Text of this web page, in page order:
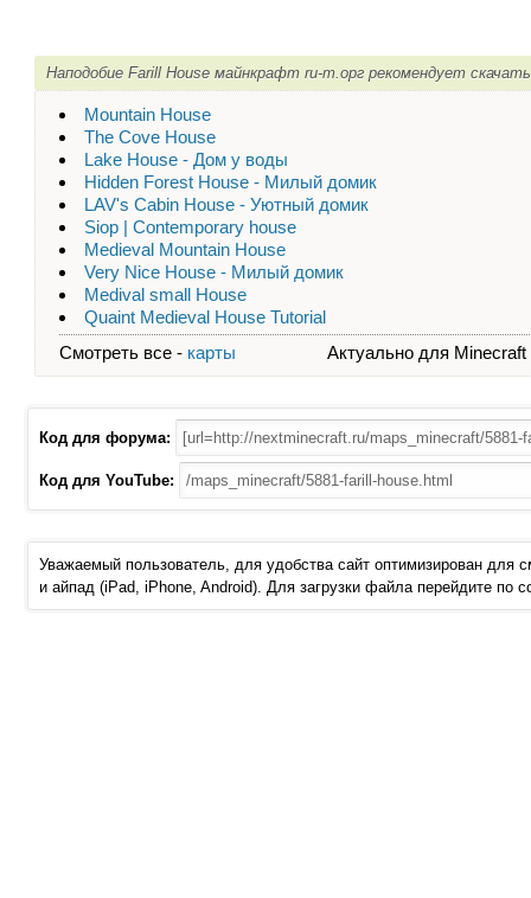
Наподобие Farill House майнкрафт ru-m.орг рекомендует
Mountain House
The Cove House
Lake House - Дом у воды
Hidden Forest House - Милый домик
LAV's Cabin House - Уютный домик
Siop | Contemporary house
Medieval Mountain House
Very Nice House - Милый домик
Medival small House
Quaint Medieval House Tutorial
Смотреть все - карты Актуально для
Код для форума:
Код для YouTube:
Уважаемый пользователь, для удобства сайт оптимизирован для
и айпад (iPad, iPhone, Android). Для загрузки файла перейдите по